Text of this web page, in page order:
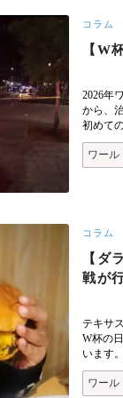
コラム
【W
2026年
から、
初めて
ワール
コラム
【ダ
戦が
テキサ
W杯の
います
ワール